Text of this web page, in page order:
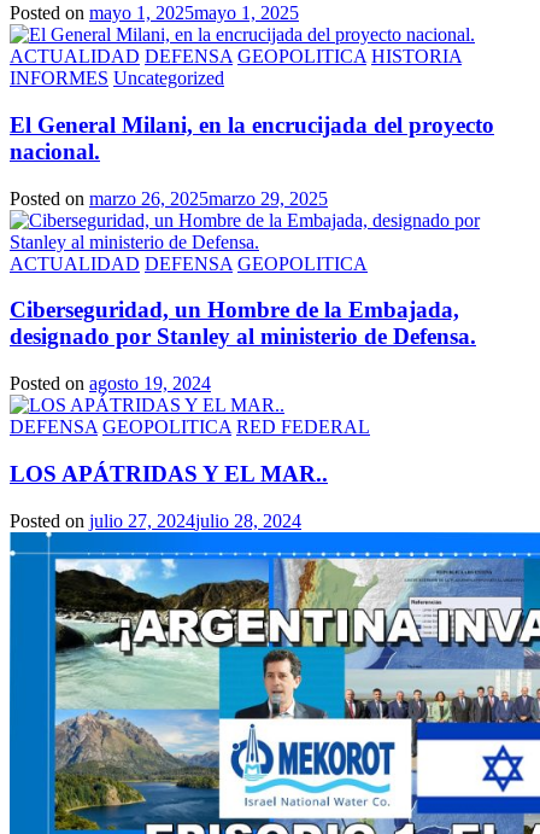
Posted on mayo 1, 2025mayo 1, 2025
ACTUALIDAD DEFENSA GEOPOLITICA HISTORIA
INFORMES Uncategorized
El General Milani, en la encrucijada del proyecto
nacional.
Posted on marzo 26, 2025marzo 29, 2025
ACTUALIDAD DEFENSA GEOPOLITICA
Ciberseguridad, un Hombre de la Embajada,
designado por Stanley al ministerio de Defensa.
Posted on agosto 19, 2024
DEFENSA GEOPOLITICA RED FEDERAL
LOS APÁTRIDAS Y EL MAR..
Posted on julio 27, 2024julio 28, 2024